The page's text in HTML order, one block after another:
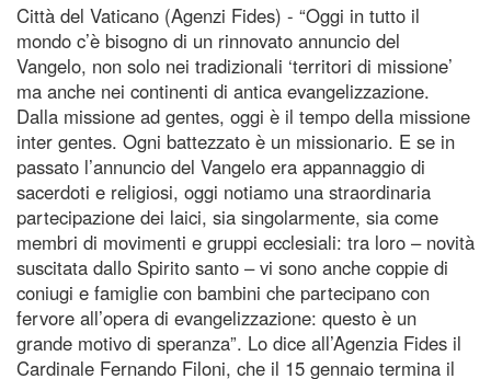
Città del Vaticano (Agenzi Fides) - “Oggi in tutto il
mondo c’è bisogno di un rinnovato annuncio del
Vangelo, non solo nei tradizionali ‘territori di missione’
ma anche nei continenti di antica evangelizzazione.
Dalla missione ad gentes, oggi è il tempo della missione
inter gentes. Ogni battezzato è un missionario. E se in
passato l’annuncio del Vangelo era appannaggio di
sacerdoti e religiosi, oggi notiamo una straordinaria
partecipazione dei laici, sia singolarmente, sia come
membri di movimenti e gruppi ecclesiali: tra loro – novità
suscitata dallo Spirito santo – vi sono anche coppie di
coniugi e famiglie con bambini che partecipano con
fervore all’opera di evangelizzazione: questo è un
grande motivo di speranza”. Lo dice all’Agenzia Fides il
Cardinale Fernando Filoni, che il 15 gennaio termina il